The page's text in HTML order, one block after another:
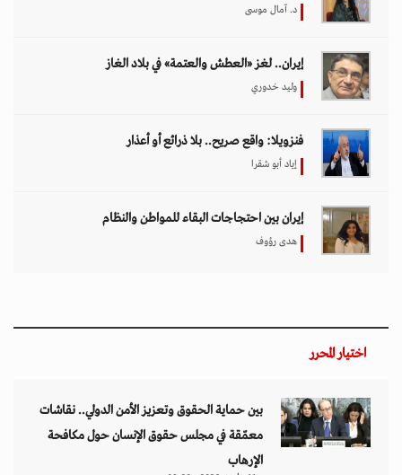
د. آمال موسى
إيران.. لغز «العطش والعتمة» في بلاد الغاز
وليد خدوري
فنزويلا: واقع صريح.. بلا ذرائع أو أعذار
إياد أبو شقرا
إيران بين احتجاجات البقاء للمواطن والنظام
هدى رؤوف
اختيار المحرر
بين حماية الحقوق وتعزيز الأمن الدولي.. نقاشات
معمّقة في مجلس حقوق الإنسان حول مكافحة
الإرهاب